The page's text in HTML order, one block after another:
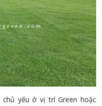
yếu ở vị trí Green hoặc